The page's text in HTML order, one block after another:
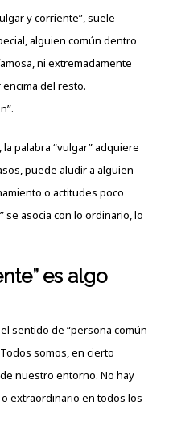
y corriente”, suele
alguien común dentro
ni extremadamente
del resto.
palabra “vulgar” adquiere
puede aludir a alguien
o actitudes poco
se asocia con lo ordinario, lo
es algo
sentido de “persona común
somos, en cierto
nuestro entorno. No hay
extraordinario en todos los